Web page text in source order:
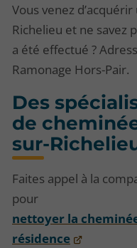
Vous venez
Richelieu et ne savez
a été effectué ?
Ramonage Hors-Pair.
Des
de
sur-
Faites appel à la
pour
nettoyer la
résidence